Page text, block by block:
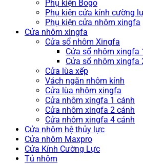
Phụ kiện Bogo
Phụ kiện cửa kính cường
Phụ kiện cửa nhôm xingfa
Cửa nhôm xingfa
Cửa sổ nhôm Xingfa
Cửa sổ nhôm xingfa
Cửa sổ nhôm xingfa
Cửa lùa xếp
Vách ngăn nhôm kính
Cửa lùa nhôm xingfa
Cửa nhôm xingfa 1 cánh
Cửa nhôm xingfa 2 cánh
Cửa nhôm xingfa 4 cánh
Cửa nhôm hệ thủy lực
Cửa nhôm Maxpro
Cửa Kính Cường Lực
Tủ nhôm